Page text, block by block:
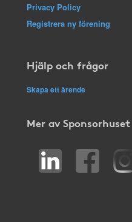
Privacy Policy
Registrera ny förening
Hjälp och frågor
Skapa ett ärende
Mer av Sponsorhuset